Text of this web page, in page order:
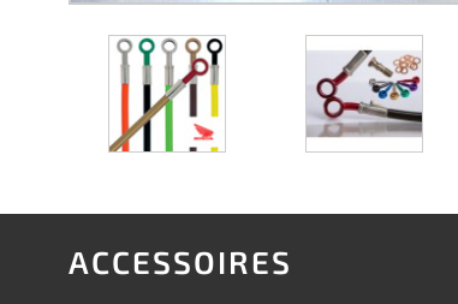
ACCESSOIRES